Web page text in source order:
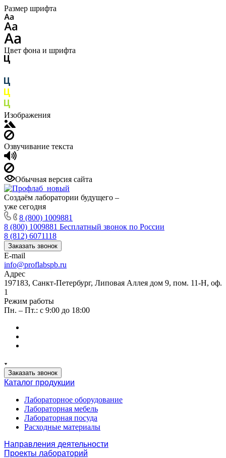
Размер шрифта
Цвет фона и шрифта
Изображения
Озвучивание текста
Обычная версия сайта
Создаём лаборатории будущего –
уже сегодня
8 (800) 1009881
8 (800) 1009881 Бесплатный звонок по России
8 (812) 6071118
Заказать звонок
E-mail
info@proflabspb.ru
Адрес
197183, Санкт-Петербург, Липовая Аллея дом 9, пом. 11-Н, оф.
1
Режим работы
Пн. – Пт.: с 9:00 до 18:00
Заказать звонок
Каталог продукции
Лабораторное оборудование
Лабораторная мебель
Лабораторная посуда
Расходные материалы
Направления деятельности
Проекты лабораторий